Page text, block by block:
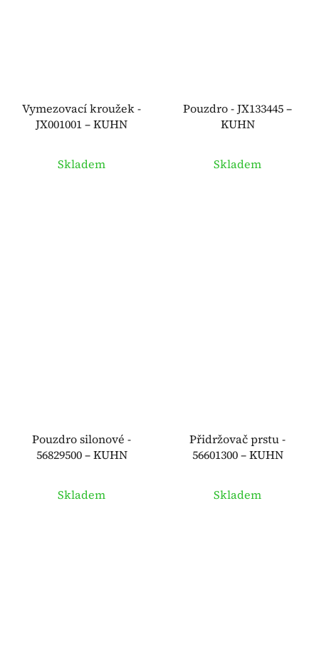
Vymezovací kroužek -
JX001001 – KUHN
Skladem
Pouzdro - JX133445 –
KUHN
Skladem
Pouzdro silonové -
56829500 – KUHN
Skladem
Přidržovač prstu -
56601300 – KUHN
Skladem